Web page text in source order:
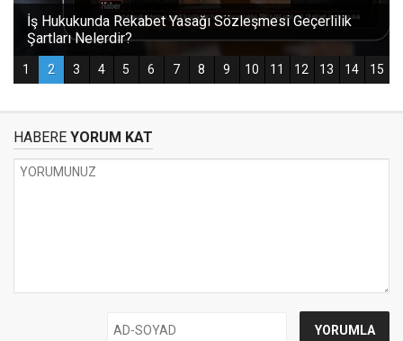
HABERE YORUM KAT